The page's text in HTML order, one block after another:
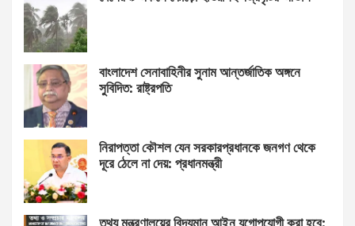
বাংলাদেশ সেনাবাহিনীর সুনাম আন্তর্জাতিক অঙ্গনে
সুবিদিত: রাষ্ট্রপতি
নিরাপত্তা কৌশল যেন সরকারপ্রধানকে জনগণ থেকে
দূরে ঠেলে না দেয়: প্রধানমন্ত্রী